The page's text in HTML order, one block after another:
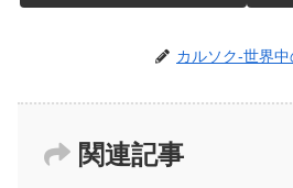
カルソク-世界
関連記事